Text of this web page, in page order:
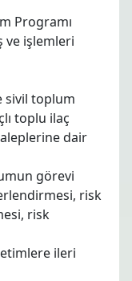
Programı
ve işlemleri
sivil toplum
toplu ilaç
dair
görevi
risk
risk
ileri